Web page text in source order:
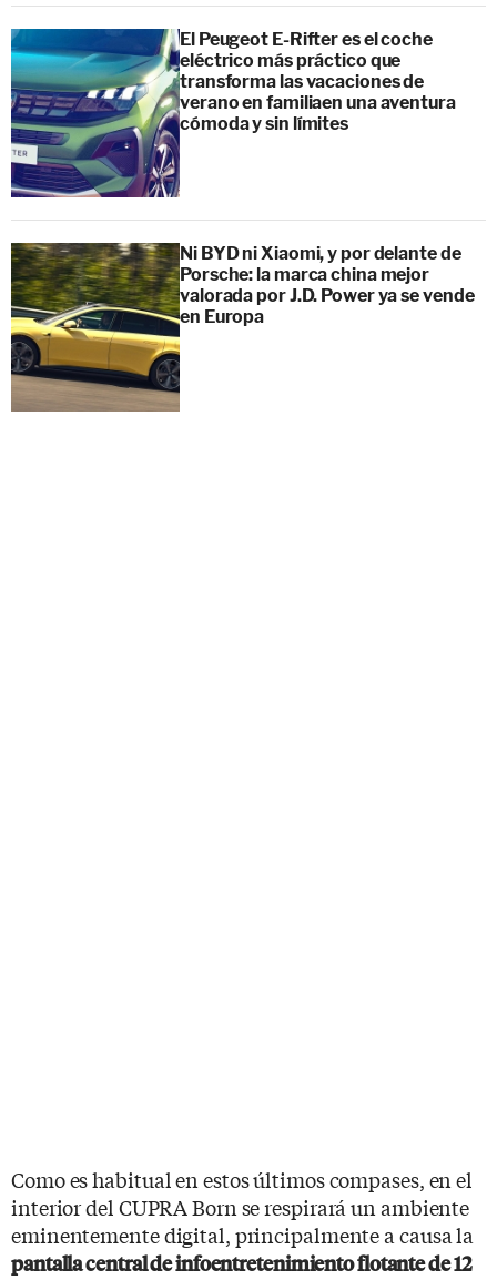
El Peugeot E-Rifter es el coche
eléctrico más práctico que
transforma las vacaciones de
verano en familiaen una aventura
cómoda y sin límites
Ni BYD ni Xiaomi, y por delante de
Porsche: la marca china mejor
valorada por J.D. Power ya se vende
en Europa
Como es habitual en estos últimos compases, en el
interior del CUPRA Born se respirará un ambiente
eminentemente digital, principalmente a causa la
pantalla central de infoentretenimiento flotante de 12